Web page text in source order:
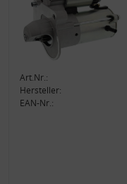
Art.Nr.:
Hersteller:
EAN-Nr.: